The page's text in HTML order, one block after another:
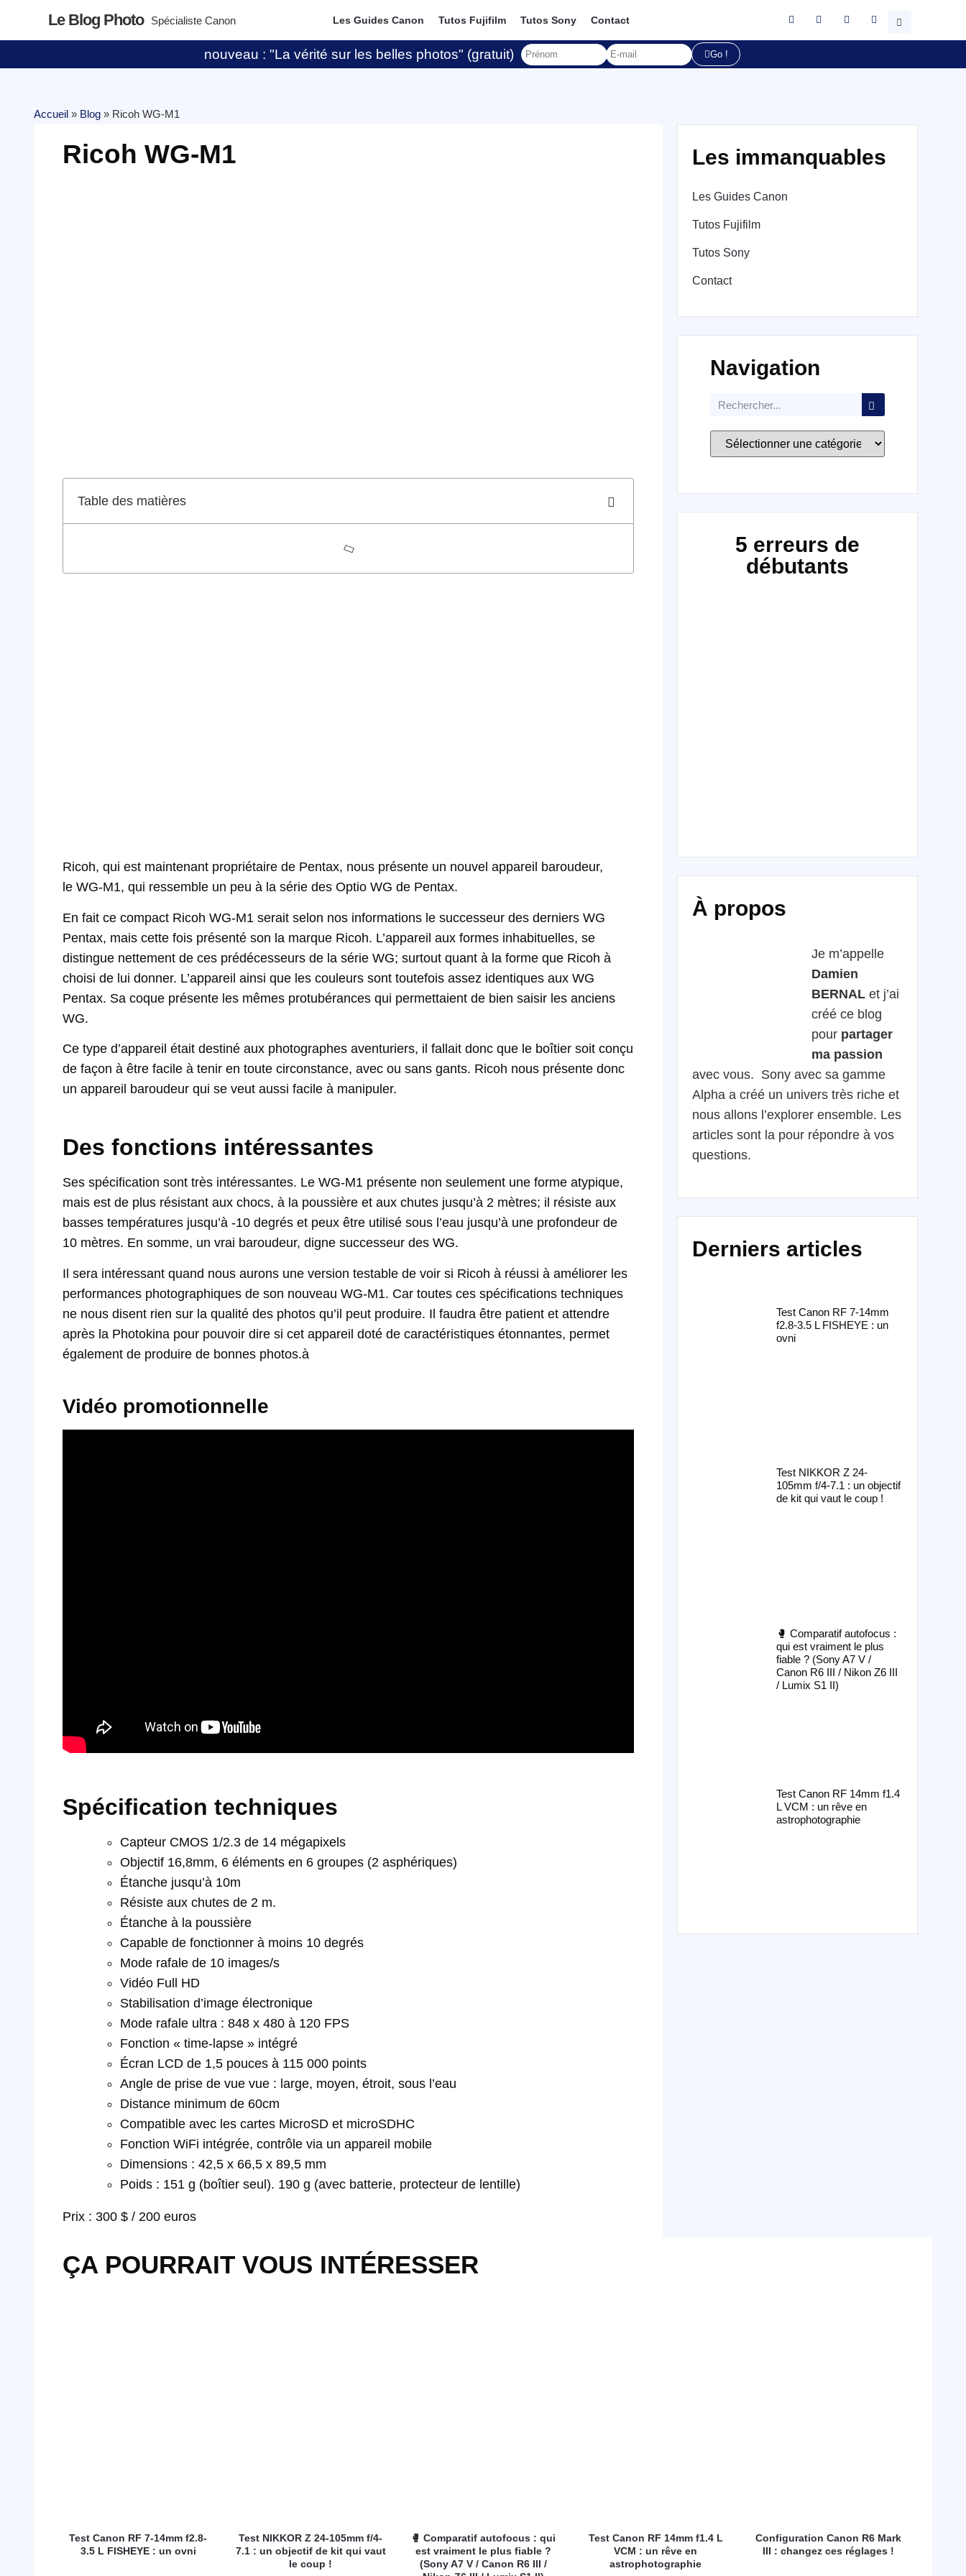
Le Blog Photo Spécialiste Canon Les Guides Canon Tutos Fujifilm Tutos Sony Contact
nouveau : "La vérité sur les belles photos" (gratuit) Go !
Accueil » Blog » Ricoh WG-M1
Ricoh WG-M1
Table des matières
Ricoh, qui est maintenant propriétaire de Pentax, nous présente un nouvel appareil baroudeur,
le WG-M1, qui ressemble un peu à la série des Optio WG de Pentax.
En fait ce compact Ricoh WG-M1 serait selon nos informations le successeur des derniers WG
Pentax, mais cette fois présenté son la marque Ricoh. L’appareil aux formes inhabituelles, se
distingue nettement de ces prédécesseurs de la série WG; surtout quant à la forme que Ricoh à
choisi de lui donner. L’appareil ainsi que les couleurs sont toutefois assez identiques aux WG
Pentax. Sa coque présente les mêmes protubérances qui permettaient de bien saisir les anciens
WG.
Ce type d’appareil était destiné aux photographes aventuriers, il fallait donc que le boîtier soit conçu
de façon à être facile à tenir en toute circonstance, avec ou sans gants. Ricoh nous présente donc
un appareil baroudeur qui se veut aussi facile à manipuler.
Des fonctions intéressantes
Ses spécification sont très intéressantes. Le WG-M1 présente non seulement une forme atypique,
mais est de plus résistant aux chocs, à la poussière et aux chutes jusqu’à 2 mètres; il résiste aux
basses températures jusqu’à -10 degrés et peux être utilisé sous l’eau jusqu’à une profondeur de
10 mètres. En somme, un vrai baroudeur, digne successeur des WG.
Il sera intéressant quand nous aurons une version testable de voir si Ricoh à réussi à améliorer les
performances photographiques de son nouveau WG-M1. Car toutes ces spécifications techniques
ne nous disent rien sur la qualité des photos qu’il peut produire. Il faudra être patient et attendre
après la Photokina pour pouvoir dire si cet appareil doté de caractéristiques étonnantes, permet
également de produire de bonnes photos.à
Vidéo promotionnelle
Spécification techniques
Capteur CMOS 1/2.3 de 14 mégapixels
Objectif 16,8mm, 6 éléments en 6 groupes (2 asphériques)
Étanche jusqu’à 10m
Résiste aux chutes de 2 m.
Étanche à la poussière
Capable de fonctionner à moins 10 degrés
Mode rafale de 10 images/s
Vidéo Full HD
Stabilisation d’image électronique
Mode rafale ultra : 848 x 480 à 120 FPS
Fonction « time-lapse » intégré
Écran LCD de 1,5 pouces à 115 000 points
Angle de prise de vue vue : large, moyen, étroit, sous l’eau
Distance minimum de 60cm
Compatible avec les cartes MicroSD et microSDHC
Fonction WiFi intégrée, contrôle via un appareil mobile
Dimensions : 42,5 x 66,5 x 89,5 mm
Poids : 151 g (boîtier seul). 190 g (avec batterie, protecteur de lentille)
Prix : 300 $ / 200 euros
Les immanquables
Les Guides Canon
Tutos Fujifilm
Tutos Sony
Contact
Navigation
5 erreurs de
débutants
À propos
Je m’appelle
Damien
BERNAL et j’ai
créé ce blog
pour partager
ma passion
avec vous. Sony avec sa gamme
Alpha a créé un univers très riche et
nous allons l’explorer ensemble. Les
articles sont la pour répondre à vos
questions.
Derniers articles
Test Canon RF 7-14mm
f2.8-3.5 L FISHEYE : un
ovni
Test NIKKOR Z 24-
105mm f/4-7.1 : un objectif
de kit qui vaut le coup !
🥊 Comparatif autofocus :
qui est vraiment le plus
fiable ? (Sony A7 V /
Canon R6 III / Nikon Z6 III
/ Lumix S1 II)
Test Canon RF 14mm f1.4
L VCM : un rêve en
astrophotographie
ÇA POURRAIT VOUS INTÉRESSER
Test Canon RF 7-14mm f2.8-
3.5 L FISHEYE : un ovni
Test NIKKOR Z 24-105mm f/4-
7.1 : un objectif de kit qui vaut
le coup !
🥊 Comparatif autofocus : qui
est vraiment le plus fiable ?
(Sony A7 V / Canon R6 III /
Test Canon RF 14mm f1.4 L
VCM : un rêve en
astrophotographie
Configuration Canon R6 Mark
III : changez ces réglages !